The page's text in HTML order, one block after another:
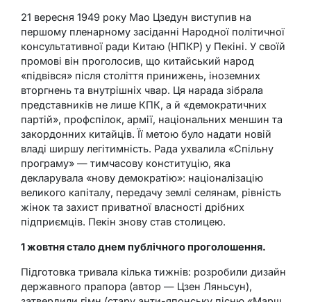
21 вересня 1949 року Мао Цзедун виступив на
першому пленарному засіданні Народної політичної
консультативної ради Китаю (НПКР) у Пекіні. У своїй
промові він проголосив, що китайський народ
«підвівся» після століття принижень, іноземних
вторгнень та внутрішніх чвар. Ця нарада зібрала
представників не лише КПК, а й «демократичних
партій», профспілок, армії, національних меншин та
закордонних китайців. Її метою було надати новій
владі ширшу легітимність. Рада ухвалила «Спільну
програму» — тимчасову конституцію, яка
декларувала «нову демократію»: націоналізацію
великого капіталу, передачу землі селянам, рівність
жінок та захист приватної власності дрібних
підприємців. Пекін знову став столицею.
1 жовтня стало днем публічного проголошення.
Підготовка тривала кілька тижнів: розробили дизайн
державного прапора (автор — Цзен Ляньсун),